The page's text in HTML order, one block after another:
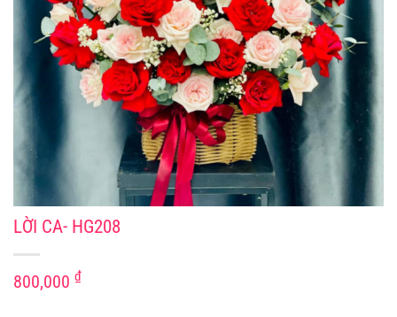
LỜI CA- HG208
800,000 ₫